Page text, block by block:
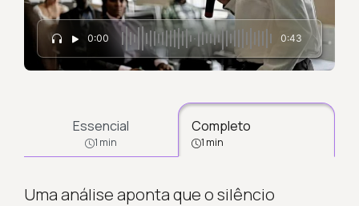
0:00 0:43
Essencial
1 min
Completo
1 min
Uma análise aponta que o silêncio